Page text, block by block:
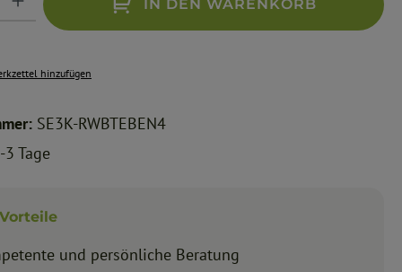
IN DEN WARENKORB
hinzufügen
SE3K-RWBTEBEN4
3 Tage
und persönliche Beratung